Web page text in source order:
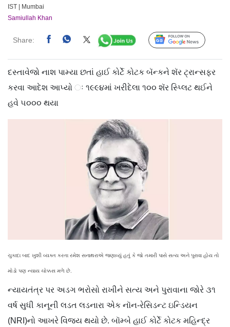
IST | Mumbai
Samiullah Khan
Share: Follow Us
દસ્તાવેજો નાશ પામ્યા છતાં હાઈ કોર્ટે કોટક બૅન્કને શૅર ટ્રાન્સફર
કરવા આદેશ આપ્યો ઃ ૧૯૯૪માં ખરીદેલા ૧૦૦ શૅર સ્પ્લિટ થઈને
હવે ૫૦૦૦ થયા
ચુકાદા બાદ ખુશી વ્યક્ત કરતા રમેશ સનાથરાએ જણાવ્યું હતું કે જો તમારી પાસે સત્ય અને પુરાવા હોય તો
મોડો પણ ન્યાય ચોક્કસ મળે છે.
ન્યાયતંત્ર પર અડગ ભરોસો રાખીને સત્ય અને પુરાવાના જોરે ૩૧
વર્ષ સુધી કાનૂની લડત લડનારા એક નૉન-રેસિડન્ટ ઇન્ડિયન
(NRI)નો આખરે વિજય થયો છે. બૉમ્બે હાઈ કોર્ટે કોટક મહિન્દ્ર